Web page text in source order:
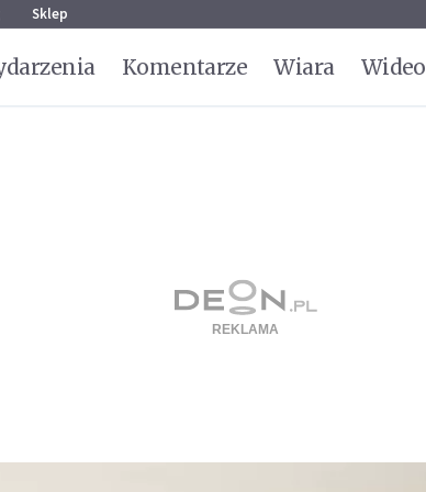
Sklep
Komentarze Wiara Wideo